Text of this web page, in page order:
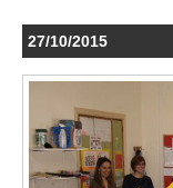
27/10/2015